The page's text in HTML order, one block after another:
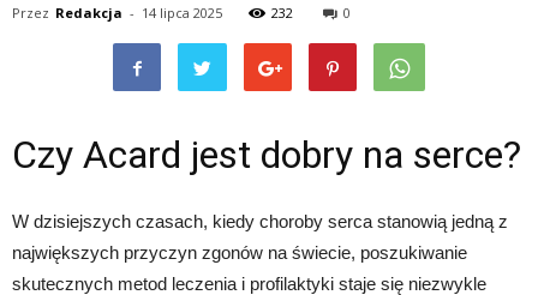
Przez Redakcja - 14 lipca 2025 232 0
Czy Acard jest dobry na serce?
W dzisiejszych czasach, kiedy choroby serca stanowią jedną z
największych przyczyn zgonów na świecie, poszukiwanie
skutecznych metod leczenia i profilaktyki staje się niezwykle